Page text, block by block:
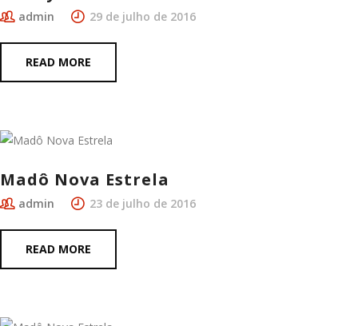
admin 29 de julho de 2016
READ MORE
Madô Nova Estrela
admin 23 de julho de 2016
READ MORE